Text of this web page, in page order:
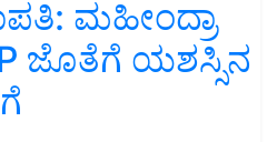
ಮಹೀಂದ್ರಾ
ಜೊತೆಗೆ ಯಶಸ್ಸಿನ